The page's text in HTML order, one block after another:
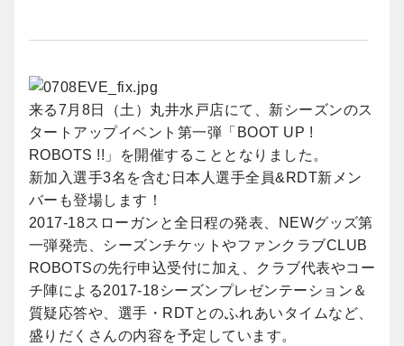
来る7月8日（土）丸井水戸店にて、新シーズンのス
タートアップイベント第一弾「BOOT UP !
ROBOTS !!」を開催することとなりました。
新加入選手3名を含む日本人選手全員&RDT新メン
バーも登場します！
2017-18スローガンと全日程の発表、NEWグッズ第
一弾発売、シーズンチケットやファンクラブCLUB
ROBOTSの先行申込受付に加え、クラブ代表やコー
チ陣による2017-18シーズンプレゼンテーション＆
質疑応答や、選手・RDTとのふれあいタイムなど、
盛りだくさんの内容を予定しています。